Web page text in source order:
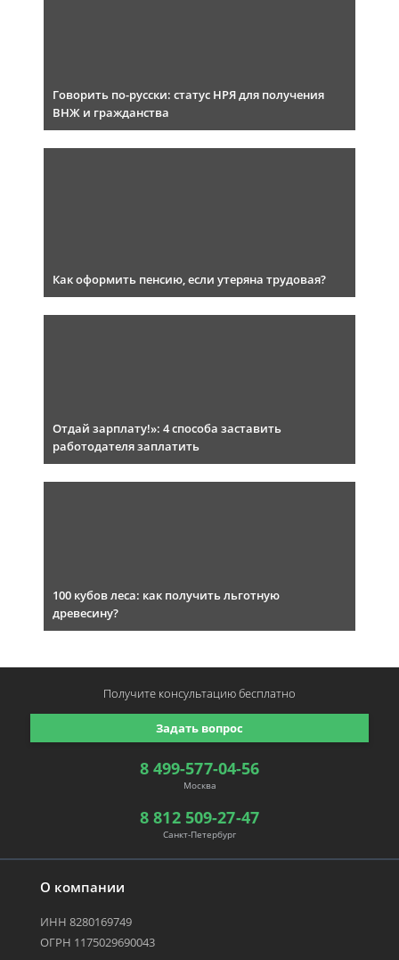
Говорить по-русски: статус НРЯ для получения
ВНЖ и гражданства
Как оформить пенсию, если утеряна трудовая?
Отдай зарплату!»: 4 способа заставить
работодателя заплатить
100 кубов леса: как получить льготную
древесину?
О компании
ИНН 8280169749
ОГРН 1175029690043
8 499-577-04-56
Москва
8 812 509-27-47
Санкт-Петербург
Задать вопрос
Получите консультациюбесплатно